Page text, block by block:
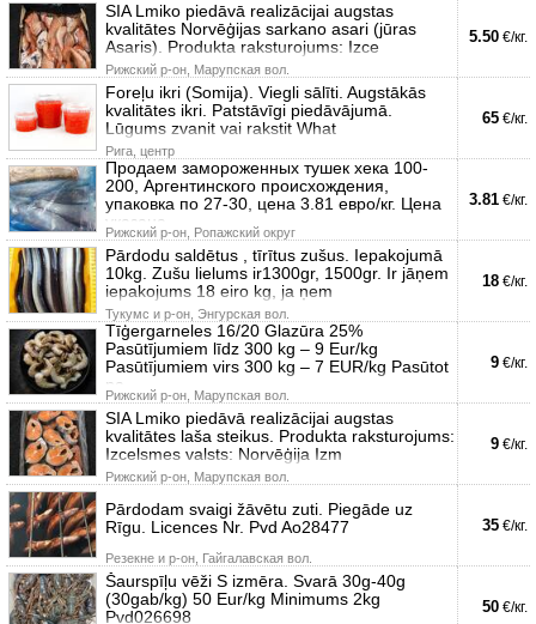
SIA Lmiko piedāvā realizācijai augstas
kvalitātes Norvēģijas sarkano asari (jūras
Asaris). Produkta raksturojums: Izce
Рижский р-он, Марупская вол.
5.50 €/кг.
Foreļu ikri (Somija). Viegli sālīti. Augstākās
kvalitātes ikri. Patstāvīgi piedāvājumā.
Lūgums zvanit vai rakstit What
Рига, центр
65 €/кг.
Продаем замороженных тушек хека 100-
200, Аргентинского происхождения,
упаковка по 27-30, цена 3.81 евро/кг. Цена
указана
Рижский р-он, Ропажский округ
3.81 €/кг.
Pārdodu saldētus , tīrītus zušus. Iepakojumā
10kg. Zušu lielums ir1300gr, 1500gr. Ir jāņem
iepakojums 18 eiro kg, ja ņem
Тукумс и р-он, Энгурская вол.
18 €/кг.
Tīģergarneles 16/20 Glazūra 25%
Pasūtījumiem līdz 300 kg – 9 Eur/kg
Pasūtījumiem virs 300 kg – 7 EUR/kg Pasūtot
pa
Рижский р-он, Марупская вол.
9 €/кг.
SIA Lmiko piedāvā realizācijai augstas
kvalitātes laša steikus. Produkta raksturojums:
Izcelsmes valsts: Norvēģija Izm
Рижский р-он, Марупская вол.
9 €/кг.
Pārdodam svaigi žāvētu zuti. Piegāde uz
Rīgu. Licences Nr. Pvd Ao28477
Резекне и р-он, Гайгалавская вол.
35 €/кг.
Šaurspīļu vēži S izmēra. Svarā 30g-40g
(30gab/kg) 50 Eur/kg Minimums 2kg
Pvd026698
50 €/кг.